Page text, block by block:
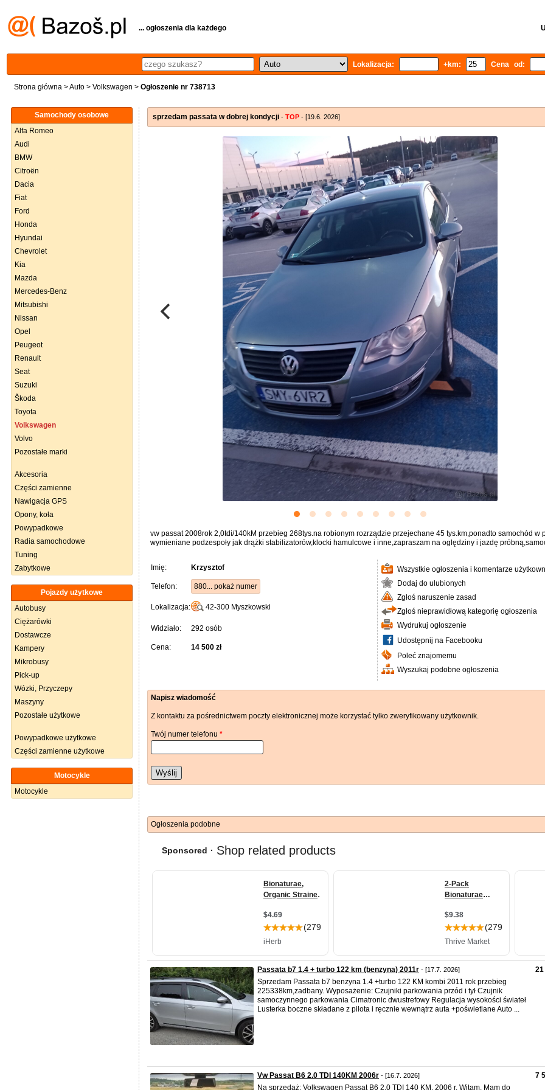
... ogłoszenia dla każdego
Lokalizacja: +km: Cena od:
Strona główna >Auto > Volkswagen > Ogłoszenie nr 738713
Samochody osobowe
Alfa Romeo
Audi
BMW
Citroën
Dacia
Fiat
Ford
Honda
Hyundai
Chevrolet
Kia
Mazda
Mercedes-Benz
Mitsubishi
Nissan
Opel
Peugeot
Renault
Seat
Suzuki
Škoda
Toyota
Volkswagen
Volvo
Pozostałe marki
Akcesoria
Części zamienne
Nawigacja GPS
Opony, koła
Powypadkowe
Radia samochodowe
Tuning
Zabytkowe
Pojazdy użytkowe
Autobusy
Ciężarówki
Dostawcze
Kampery
Mikrobusy
Pick-up
Wózki, Przyczepy
Maszyny
Pozostałe użytkowe
Powypadkowe użytkowe
Części zamienne użytkowe
Motocykle
Motocykle
sprzedam passata w dobrej kondycji - TOP - [19.6. 2026]
vw passat 2008rok 2,0tdi/140kM przebieg 268tys.na robionym rozrządzie przejechane 45 tys.km,ponadto samochód
wymieniane podzespoły jak drążki stabilizatorów,klocki hamulcowe i inne,zapraszam na oględziny i jazdę
Imię: Krzysztof
Telefon: 880... pokaż numer
Lokalizacja: 42-300 Myszkowski
Widziało: 292 osób
Cena: 14 500 zł
Wszystkie ogłoszenia i komentarze
Dodaj do ulubionych
Zgłoś naruszenie zasad
Zgłoś nieprawidłową kategorię ogłoszenia
Wydrukuj ogłoszenie
Udostępnij na Facebooku
Poleć znajomemu
Wyszukaj podobne ogłoszenia
Napisz wiadomość
Z kontaktu za pośrednictwem poczty elektronicznej może korzystać tylko zweryfikowany użytkownik.
Twój numer telefonu *
Wyślij
Ogłoszenia podobne
Passata b7 1.4 + turbo 122 km (benzyna) 2011r - [17.7. 2026]
Sprzedam Passata b7 benzyna 1.4 +turbo 122 KM kombi 2011 rok przebieg
225338km,zadbany. Wyposażenie: Czujniki parkowania przód i tył Czujnik
samoczynnego parkowania Cimatronic dwustrefowy Regulacja wysokości świateł
Lusterka boczne składane z pilota i ręcznie wewnątrz auta +poświetlane Auto ...
21
Vw Passat B6 2.0 TDI 140KM 2006r - [16.7. 2026]
Na sprzedaż: Volkswagen Passat B6 2.0 TDI 140 KM, 2006 r. Witam, Mam do
7